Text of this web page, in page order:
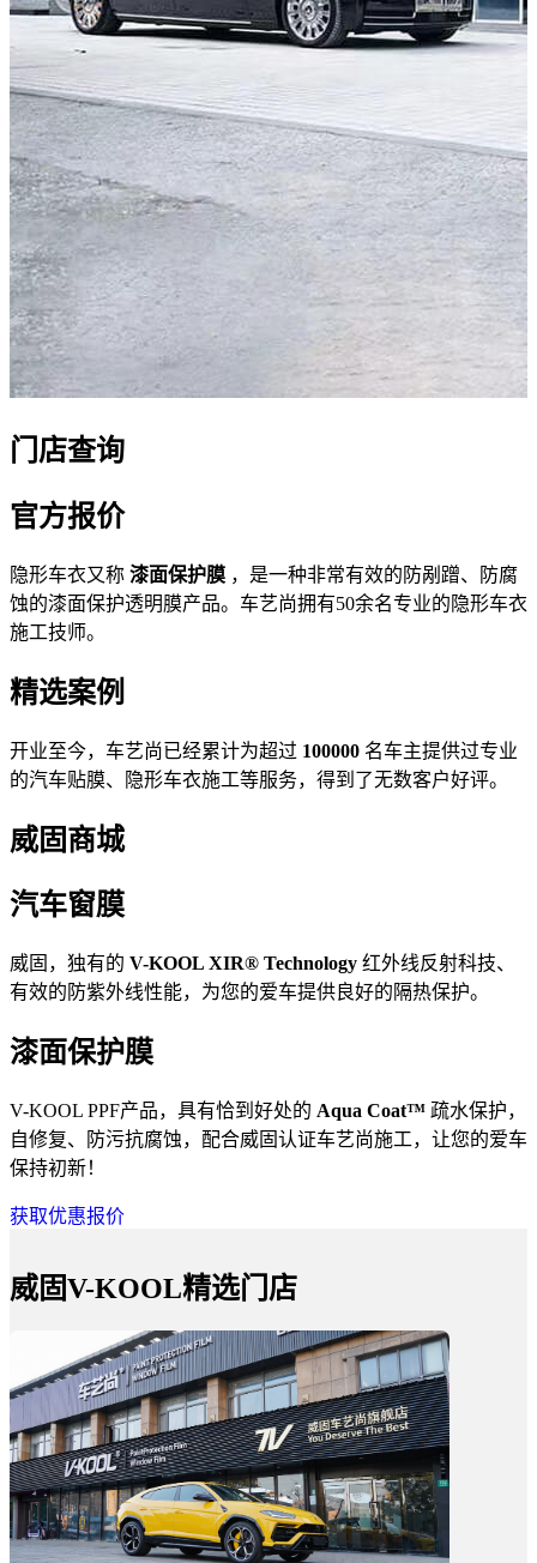
门店查询
官方报价
隐形车衣又称 漆面保护膜 ，是一种非常有效的防剐蹭、防腐
蚀的漆面保护透明膜产品。车艺尚拥有50余名专业的隐形车衣
施工技师。
精选案例
开业至今，车艺尚已经累计为超过 100000 名车主提供过专业
的汽车贴膜、隐形车衣施工等服务，得到了无数客户好评。
威固商城
汽车窗膜
威固，独有的 V-KOOL XIR® Technology 红外线反射科技、
有效的防紫外线性能，为您的爱车提供良好的隔热保护。
漆面保护膜
V-KOOL PPF产品，具有恰到好处的 Aqua Coat™ 疏水保护，
自修复、防污抗腐蚀，配合威固认证车艺尚施工，让您的爱车
保持初新！
获取优惠报价
威固V-KOOL精选门店